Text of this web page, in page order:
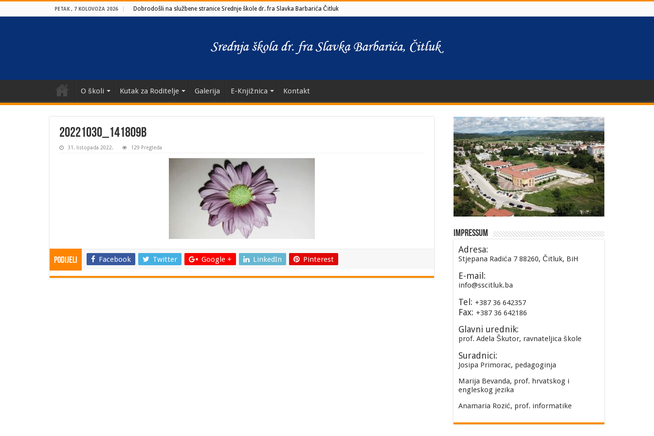
PETAK , 7 KOLOVOZA 2026 Dobrodošli na službene stranice Srednje škole dr. fra Slavka Barbarića Čitluk
O školi Kutak za Roditelje Galerija E-Knjižnica Kontakt
20221030_141809b
31. listopada 2022. 129 Pregleda
Podijeli Facebook Twitter Google + LinkedIn Pinterest
Impressum
Adresa:
Stjepana Radića 7 88260, Čitluk, BiH
E-mail:
info@sscitluk.ba
Tel: +387 36 642357
Fax: +387 36 642186
Glavni urednik:
prof. Adela Škutor, ravnateljica škole
Suradnici:
Josipa Primorac, pedagoginja
Marija Bevanda, prof. hrvatskog i
engleskog jezika
Anamaria Rozić, prof. informatike